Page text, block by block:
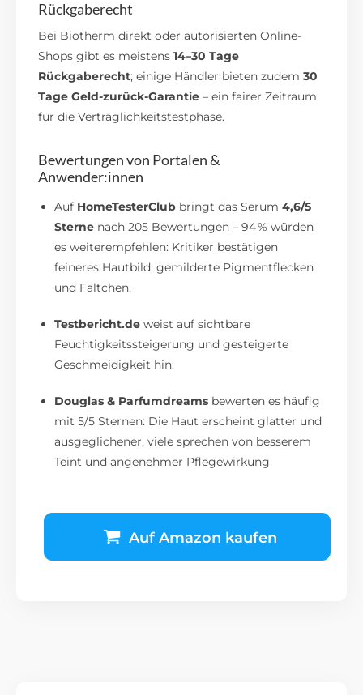
Rückgaberecht
Bei Biotherm direkt oder autorisierten Online-
Shops gibt es meistens14–30 Tage
Rückgaberecht; einige Händler bieten zudem30
Tage Geld-zurück-Garantie – ein fairer Zeitraum
für die Verträglichkeitstestphase.
Bewertungen von Portalen &
Anwender:innen
Auf HomeTesterClub bringt das Serum4,6/5
Sterne nach 205 Bewertungen – 94 % würden
es weiterempfehlen: Kritiker bestätigen
feineres Hautbild, gemilderte Pigmentflecken
und Fältchen.
Testbericht.de weist auf sichtbare
Feuchtigkeitssteigerung und gesteigerte
Geschmeidigkeit hin.
Douglas & Parfumdreams bewerten es häufig
mit 5/5 Sternen: Die Haut erscheint glatter und
ausgeglichener, viele sprechen von besserem
Teint und angenehmer Pflegewirkung
Auf Amazon kaufen